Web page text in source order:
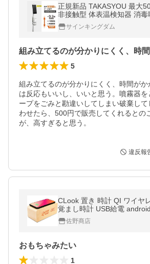
正規新品 TAKASYOU 最大
非接触型 体表温検知器 消毒
サーモセンサー（xthermo-
サインキングダム
5
組み立てるのが分かりにくく、時間が
は反応もいいし、いいと思う。噴霧器
ープをごみと勘違いしてしまい破棄し
わせたら、500円で販売してくれるとの
が、高すぎると思う。
違反報
CLook 置き 時計 QI ワイヤ
覚まし時計 USB給電
phone12 iPhone8以上対応
エネ 日本語説明書付き 定番
佐野商店
おもちゃみたい
1